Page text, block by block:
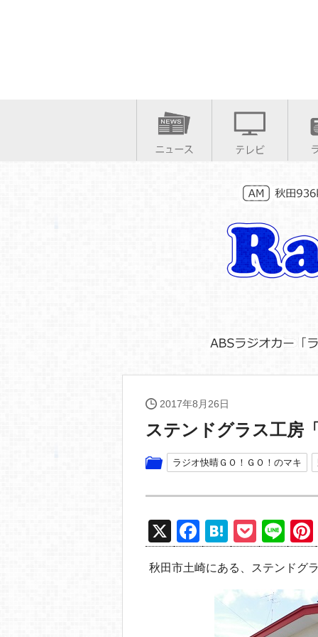
2017年8月26日
ステンドグラス工房
ラジオ快晴ＧＯ！ＧＯ！のマキ
X
F
a
c
H
at
e
n
a
P
o
ck
et
Li
n
e
秋田市土崎にある、ステンドグ